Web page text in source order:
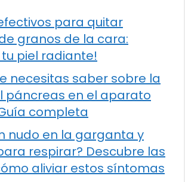
para quitar
granos de la cara:
tu piel radiante!
necesitas saber sobre la
páncreas en el aparato
completa
nudo en la garganta y
respirar? Descubre las
aliviar estos síntomas